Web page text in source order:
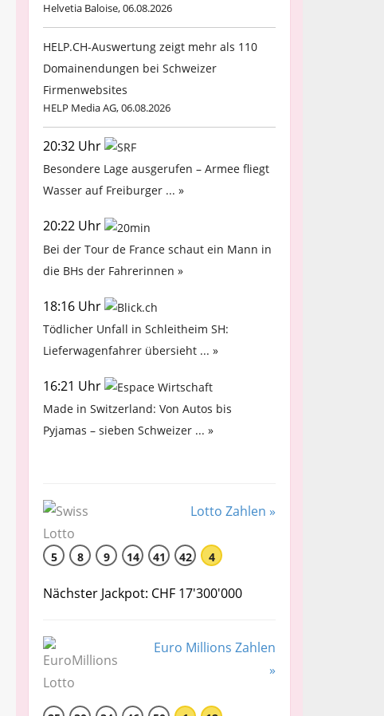
Helvetia Baloise, 06.08.2026
HELP.CH-Auswertung zeigt mehr als 110
Domainendungen bei Schweizer
Firmenwebsites
HELP Media AG, 06.08.2026
20:32 Uhr
Besondere Lage ausgerufen – Armee fliegt
Wasser auf Freiburger ... »
20:22 Uhr
Bei der Tour de France schaut ein Mann in
die BHs der Fahrerinnen »
18:16 Uhr
Tödlicher Unfall in Schleitheim SH:
Lieferwagenfahrer übersieht ... »
16:21 Uhr
Made in Switzerland: Von Autos bis
Pyjamas – sieben Schweizer ... »
Lotto Zahlen »
5 8 9 14 41 42 4
Nächster Jackpot: CHF 17'300'000
Euro Millions Zahlen
»